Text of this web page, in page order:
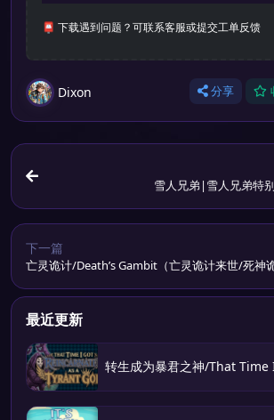
📮 下载遇到问题？可联系客服或提交工单反馈
Dixon 分享
雪人兄弟|雪人兄弟特
下一篇
亡灵诡计/Death’s Gambit（亡灵诡计来世/死神
最近更新
转生成为暴君之神/That